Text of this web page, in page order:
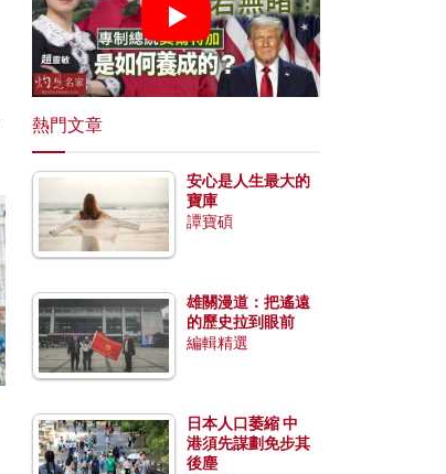
熱門文章
安心是人生最大的
寶庫
譚寶碩
雄關漫道：把遙遠
的歷史拉到眼前
編輯精選
日本人口萎縮 中
港須先謀劃免步其
後塵